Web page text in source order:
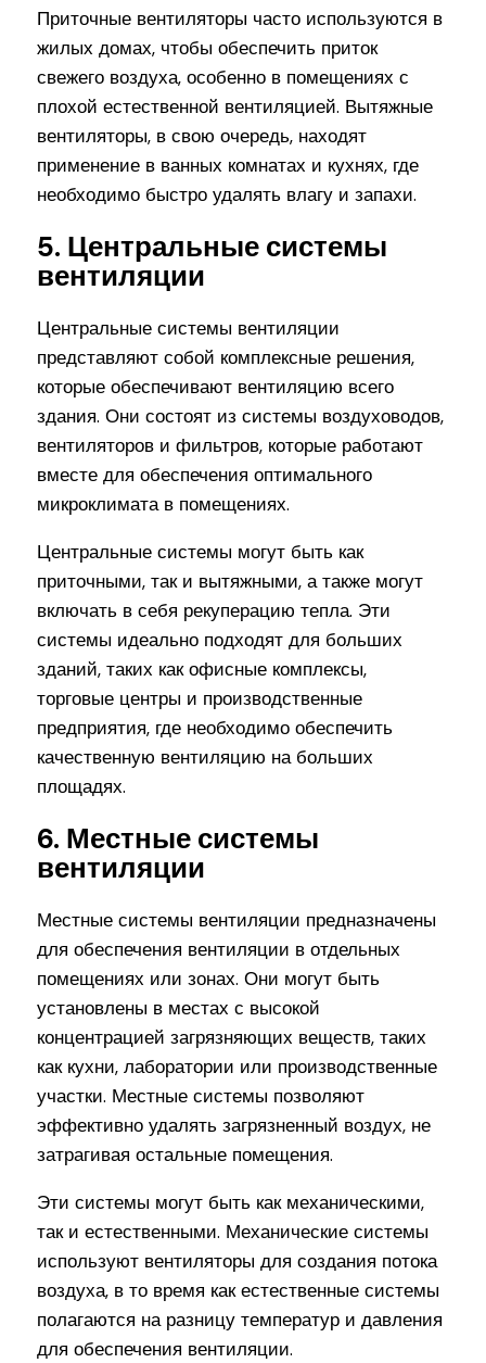
Приточные вентиляторы часто используются в
жилых домах, чтобы обеспечить приток
свежего воздуха, особенно в помещениях с
плохой естественной вентиляцией. Вытяжные
вентиляторы, в свою очередь, находят
применение в ванных комнатах и кухнях, где
необходимо быстро удалять влагу и запахи.
5. Центральные системы
вентиляции
Центральные системы вентиляции
представляют собой комплексные решения,
которые обеспечивают вентиляцию всего
здания. Они состоят из системы воздуховодов,
вентиляторов и фильтров, которые работают
вместе для обеспечения оптимального
микроклимата в помещениях.
Центральные системы могут быть как
приточными, так и вытяжными, а также могут
включать в себя рекуперацию тепла. Эти
системы идеально подходят для больших
зданий, таких как офисные комплексы,
торговые центры и производственные
предприятия, где необходимо обеспечить
качественную вентиляцию на больших
площадях.
6. Местные системы
вентиляции
Местные системы вентиляции предназначены
для обеспечения вентиляции в отдельных
помещениях или зонах. Они могут быть
установлены в местах с высокой
концентрацией загрязняющих веществ, таких
как кухни, лаборатории или производственные
участки. Местные системы позволяют
эффективно удалять загрязненный воздух, не
затрагивая остальные помещения.
Эти системы могут быть как механическими,
так и естественными. Механические системы
используют вентиляторы для создания потока
воздуха, в то время как естественные системы
полагаются на разницу температур и давления
для обеспечения вентиляции.